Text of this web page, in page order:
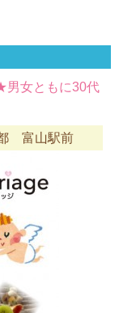
男女ともに30代
富山駅前